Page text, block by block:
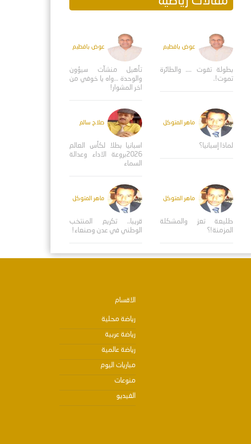
عوض بافطيم
بطولة تفوت .... والطائرة
تموت!.
عوض بافطيم
تأهيل منشآت سيؤون
والوحدة ...واه يا خوفي من
اخر المشوار!
ماهر المتوكل
لماذا إسبانيا؟
صلاح سالم
اسبانيا بطلا لكأس العالم
2026بروعة الاداء وعدالة
السماء
ماهر المتوكل
طليعة تعز والمشكلة
المزمنة!؟
ماهر المتوكل
قريبا.. تكريم المنتخب
الوطني في عدن وصنعاء!
الاقسام
رياضة محلية
رياضة عربية
رياضة عالمية
مباريات اليوم
منوعات
الفيديو